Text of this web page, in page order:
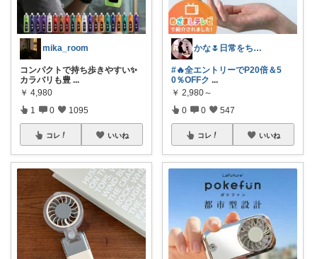
mika_room
コンパクトで持ち歩きやすい✨
カラバリも豊 ...
￥ 4,980
1 0 1095
コレ いいね
かな🌷日常をちょっと豊かにするもの
#🔥全エントリーでP20倍＆5
0％OFFク ...
￥ 2,980～
0 0 547
コレ いいね